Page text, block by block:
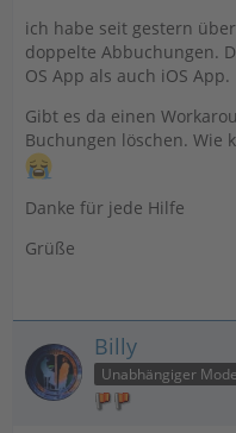
ich habe seit gestern
doppelte Abbuchungen.
OS App als auch iOS App.
Gibt es da einen
Buchungen löschen. Wie
Danke für jede Hilfe
Grüße
Billy